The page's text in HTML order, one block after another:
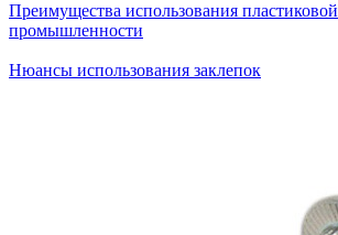
Преимущества использования
промышленности
Нюансы использования заклепок